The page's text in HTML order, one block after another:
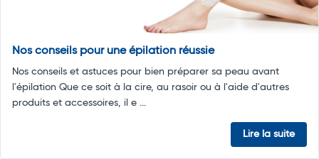
Nos conseils pour une épilation réussie
Nos conseils et astuces pour bien préparer sa peau avant
l'épilation Que ce soit à la cire, au rasoir ou à l'aide d'autres
produits et accessoires, il e ...
Lire la suite